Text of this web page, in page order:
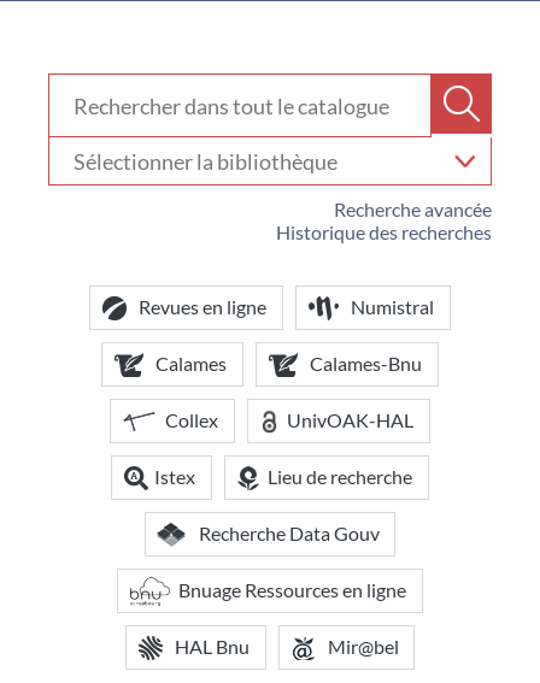
Recherche avancée
Historique des recherches
votre
bibliothèque
Revues en ligne Numistral
Calames Calames-Bnu
Collex UnivOAK-HAL
Istex Lieu de recherche
Recherche Data Gouv
Bnuage Ressources en ligne
HAL Bnu Mir@bel